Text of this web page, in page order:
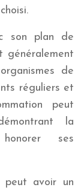
son plan de
généralement
de
réguliers et
peut
la
ses
peut avoir un